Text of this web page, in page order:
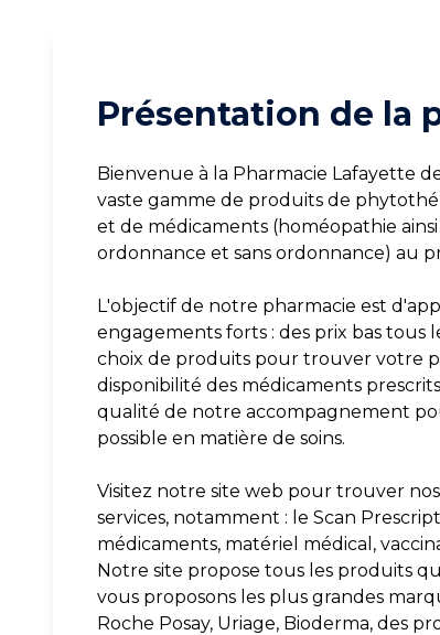
Présentation de la
Bienvenue à la Pharmacie Lafayette
vaste gamme de produits de
et de médicaments (homéopathie
ordonnance et sans ordonnance) au
L'objectif de notre pharmacie est
engagements forts : des prix bas tous
choix de produits pour trouver votre
disponibilité des médicaments
qualité de notre accompagnement
possible en matière de soins.
Visitez notre site web pour trouver
services, notamment : le Scan
médicaments, matériel médical,
Notre site propose tous les produits
vous proposons les plus grandes
Roche Posay, Uriage, Bioderma, des